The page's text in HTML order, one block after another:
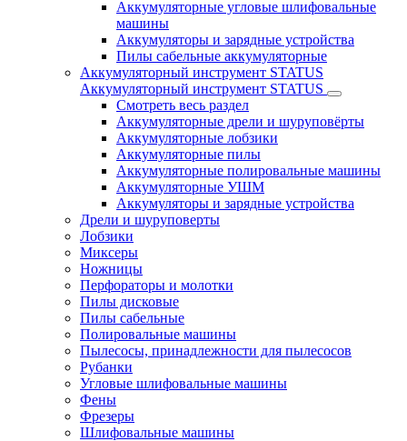
Аккумуляторные угловые шлифовальные
машины
Аккумуляторы и зарядные устройства
Пилы сабельные аккумуляторные
Аккумуляторный инструмент STATUS
Аккумуляторный инструмент STATUS
Смотреть весь раздел
Аккумуляторные дрели и шуруповёрты
Аккумуляторные лобзики
Аккумуляторные пилы
Аккумуляторные полировальные машины
Аккумуляторные УШМ
Аккумуляторы и зарядные устройства
Дрели и шуруповерты
Лобзики
Миксеры
Ножницы
Перфораторы и молотки
Пилы дисковые
Пилы сабельные
Полировальные машины
Пылесосы, принадлежности для пылесосов
Рубанки
Угловые шлифовальные машины
Фены
Фрезеры
Шлифовальные машины